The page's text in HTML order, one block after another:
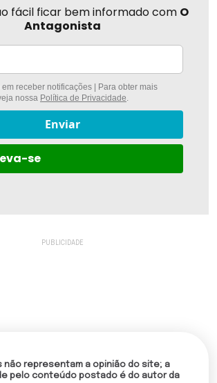
fácil ficar bem informado com O
Antagonista
receber notificações | Para obter mais
nossa Política de Privacidade.
Enviar
se
não representam a opinião do site; a
pelo conteúdo postado é do autor da